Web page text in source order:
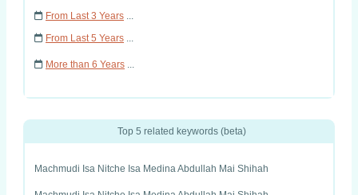
From Last 3 Years ...
From Last 5 Years ...
More than 6 Years ...
Top 5 related keywords (beta)
Machmudi Isa Nitche Isa Medina Abdullah Mai Shihah